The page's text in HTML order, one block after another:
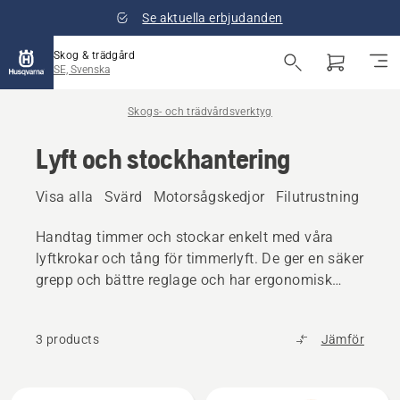
Se aktuella erbjudanden
Skog & trädgård
SE, Svenska
Skogs- och trädvårdsverktyg
Lyft och stockhantering
Visa alla Svärd Motorsågskedjor Filutrustning
Handtag timmer och stockar enkelt med våra
lyftkrokar och tång för timmerlyft. De ger en säker
grepp och bättre reglage och har ergonomisk
3 products Jämför